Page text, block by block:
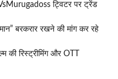
ट्विटर पर ट्रेंड
बरकरार रखने की मांग कर रहे
की रिस्ट्रीमिंग और OTT